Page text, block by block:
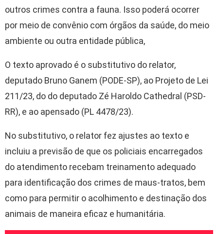
outros crimes contra a fauna. Isso poderá ocorrer
por meio de convênio com órgãos da saúde, do meio
ambiente ou outra entidade pública,
O texto aprovado é o substitutivo do relator,
deputado Bruno Ganem (PODE-SP), ao Projeto de Lei
211/23, do do deputado Zé Haroldo Cathedral (PSD-
RR), e ao apensado (PL 4478/23).
No substitutivo, o relator fez ajustes ao texto e
incluiu a previsão de que os policiais encarregados
do atendimento recebam treinamento adequado
para identificação dos crimes de maus-tratos, bem
como para permitir o acolhimento e destinação dos
animais de maneira eficaz e humanitária.